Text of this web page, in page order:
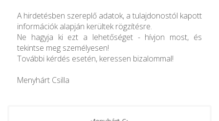
A hirdetésben szereplő adatok, a tulajdonostól kapott
információk alapján kerültek rögzítésre.
Ne hagyja ki ezt a lehetőséget - hívjon most, és
tekintse meg személyesen!
További kérdés esetén, keressen bizalommal!
Menyhárt Csilla